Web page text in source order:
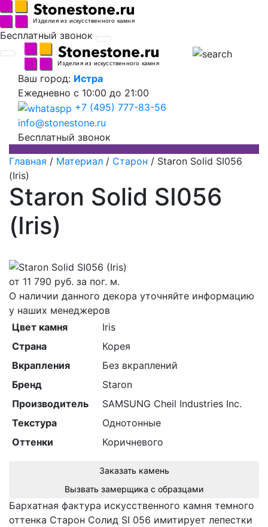
Бесплатный звонок
Ваш город: Истра
Ежедневно с 10:00 до 21:00
+7 (495) 777-83-56
info@stonestone.ru
Бесплатный звонок
Главная / Материал / Старон / Staron Solid SI056
(Iris)
Staron Solid SI056
(Iris)
от 11 790 руб. за пог. м.
О наличии данного декора уточняйте информацию
у наших менеджеров
Цвет камня
Iris
Страна
Корея
Вкрапления
Без вкраплений
Бренд
Staron
Производитель
SAMSUNG Cheil Industries Inc.
Текстура
Однотонные
Оттенки
Коричневого
Заказать камень
Вызвать замерщика с образцами
Бархатная фактура искусственного камня темного
оттенка Cтарон Cолид SI 056 имитирует лепестки